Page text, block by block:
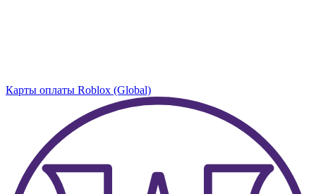
Карты оплаты Roblox (Global)